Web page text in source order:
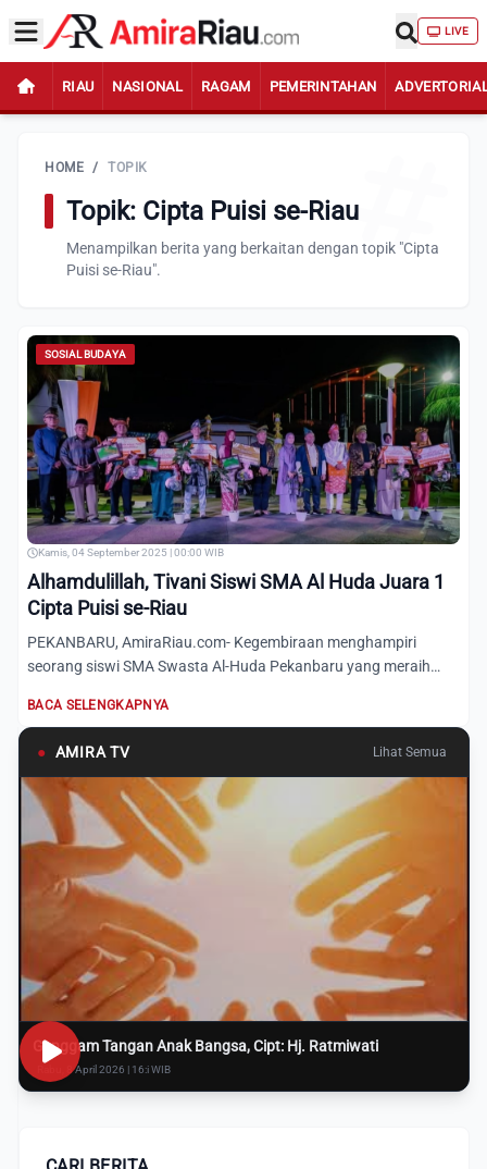
LIVE
RIAU NASIONAL RAGAM PEMERINTAHAN
HOME / TOPIK
Topik: Cipta Puisi se-Riau
Menampilkan berita yang berkaitan dengan topik "Cipta
Puisi se-Riau".
SOSIAL BUDAYA
Kamis, 04 September 2025 | 00:00 WIB
Alhamdulillah, Tivani Siswi SMA Al Huda Juara 1
Cipta Puisi se-Riau
PEKANBARU, AmiraRiau.com- Kegembiraan menghampiri
seorang siswi SMA Swasta Al-Huda Pekanbaru yang meraih
BACA SELENGKAPNYA
● AMIRA TV Lihat Semua
Genggam Tangan Anak Bangsa, Cipt: Hj. Ratmiwati
Rabu, 8 April 2026 | 16:i WIB